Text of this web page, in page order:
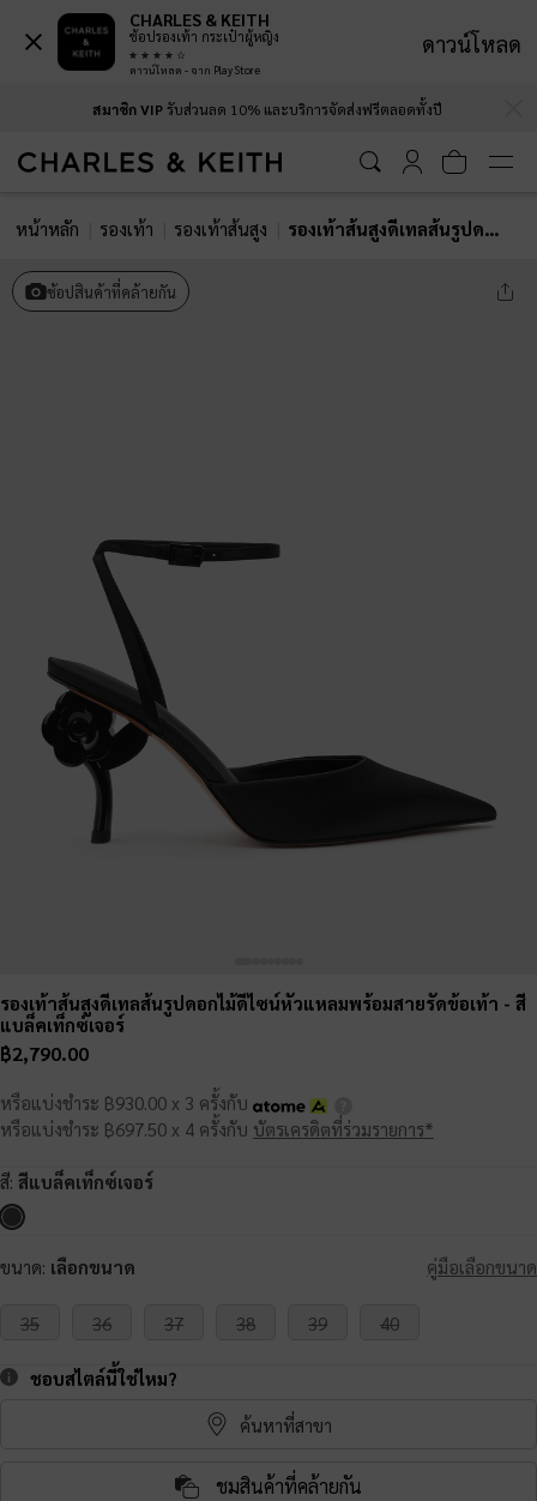
สมาชิก VIPรับส่วนลด 10% และบริการจัดส่งฟรีตลอดทั้งปี
หน้าหลัก รองเท้า รองเท้าส้นสูง รองเท้าส้นสูงดีเทลส้นรูปดอกไม้ดีไซน์หัวแหลมพร้อมสายรัดข้อเท้า
ช้อปสินค้าที่คล้ายกัน
รองเท้าส้นสูงดีเทลส้นรูปดอกไม้ดีไซน์หัวแหลมพร้อมสายรัดข้อเท้า - สี
แบล็คเท็กซ์เจอร์
฿2,790.00
หรือแบ่งชำระ ฿930.00 x 3 ครั้งกับ
หรือแบ่งชำระ ฿697.50 x 4 ครั้งกับ บัตรเครดิตที่ร่วมรายการ*
สี: สีแบล็คเท็กซ์เจอร์
ขนาด: เลือกขนาด คู่มือเลือกขนาด
35 36 37 38 39 40
ชอบสไตล์นี้ใช่ไหม?
ค้นหาที่สาขา
ชมสินค้าที่คล้ายกัน
CHARLES & KEITH
ช้อปรองเท้า กระเป๋าผู้หญิง
ดาวน์โหลด - จาก Play Store
ดาวน์โหลด